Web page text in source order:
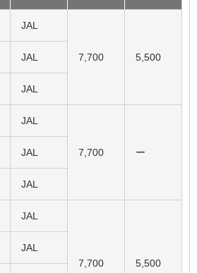
JAL
7,700 5,500
JAL
JAL
JAL
7,700 ー
JAL
JAL
JAL
7,700 5,500
JAL